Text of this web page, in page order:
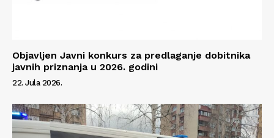
Objavljen Javni konkurs za predlaganje dobitnika
javnih priznanja u 2026. godini
22. Jula 2026.